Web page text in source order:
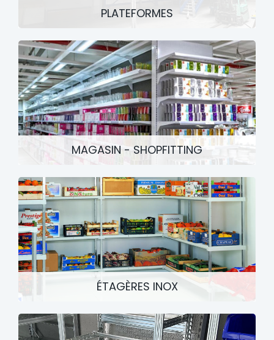
PLATEFORMES
MAGASIN - SHOPFITTING
ÉTAGÈRES INOX